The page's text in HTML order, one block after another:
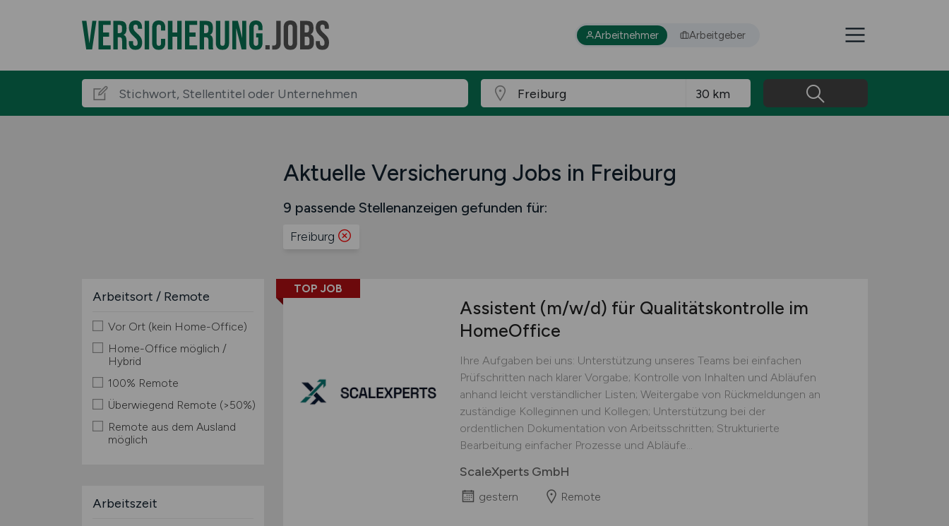
Arbeitnehmer Arbeitgeber
Aktuelle Versicherung Jobs in Freiburg
9 passende Stellenanzeigen gefunden für:
Freiburg
Arbeitsort / Remote
Vor Ort (kein Home-Office)
Home-Office möglich /
Hybrid
100% Remote
Überwiegend Remote (>50%)
Remote aus dem Ausland
möglich
Arbeitszeit
TOP JOB
Assistent (m/w/d) für Qualitätskontrolle im
HomeOffice
Ihre Aufgaben bei uns: Unterstützung unseres Teams bei einfachen
Prüfschritten nach klarer Vorgabe; Kontrolle von Inhalten und Abläufen
anhand leicht verständlicher Listen; Weitergabe von Rückmeldungen an
zuständige Kolleginnen und Kollegen; Unterstützung bei der
ordentlichen Dokumentation von Arbeitsschritten; Strukturierte
Bearbeitung einfacher Prozesse und Abläufe...
ScaleXperts GmbH
gestern Remote